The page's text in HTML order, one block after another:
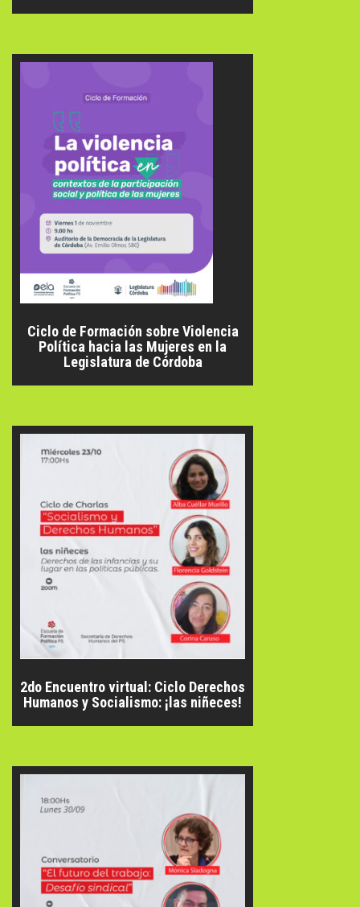
Ciclo de Formación sobre Violencia
Política hacia las Mujeres en la
Legislatura de Córdoba
2do Encuentro virtual: Ciclo Derechos
Humanos y Socialismo: ¡las niñeces!